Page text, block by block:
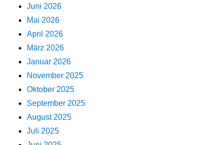
Juni 2026
Mai 2026
April 2026
März 2026
Januar 2026
November 2025
Oktober 2025
September 2025
August 2025
Juli 2025